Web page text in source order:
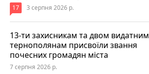
17 3 серпня 2026 р.
13-ти захисникам та двом видатним
тернополянам присвоїли звання
почесних громадян міста
7 серпня 2026 р.